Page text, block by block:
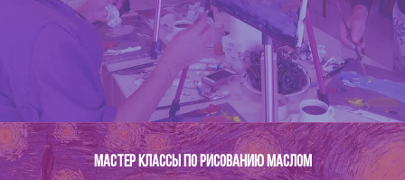
Мастер классы по рисованию маслом